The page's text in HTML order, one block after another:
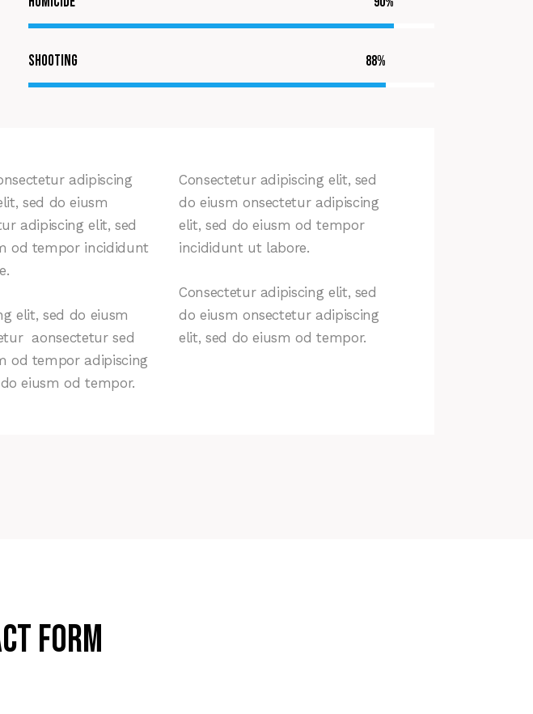
Shooting 88%
adipiscing
sed do eiusm
adipiscing elit, sed
od tempor incididunt
elit, sed do eiusm
aonsectetur sed
od tempor adipiscing
eiusm od tempor.
Consectetur adipiscing elit, sed
do eiusm onsectetur adipiscing
elit, sed do eiusm od tempor
incididunt ut labore.
Consectetur adipiscing elit, sed
do eiusm onsectetur adipiscing
elit, sed do eiusm od tempor.
Form